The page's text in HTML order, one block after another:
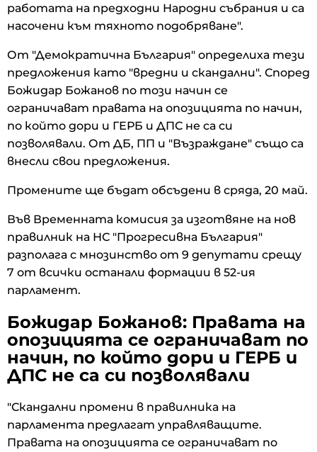
работата на предходни Народни събрания и са
насочени към тяхното подобряване".
От "Демократична България" определиха тези
предложения като "вредни и скандални". Според
Божидар Божанов по този начин се
ограничават правата на опозицията по начин,
по който дори и ГЕРБ и ДПС не са си
позволявали. От ДБ, ПП и "Възраждане" също са
внесли свои предложения.
Промените ще бъдат обсъдени в сряда, 20 май.
Във Временната комисия за изготвяне на нов
правилник на НС "Прогресивна България"
разполага с мнозинство от 9 депутати срещу
7 от всички останали формации в 52-ия
парламент.
Божидар Божанов: Правата на
опозицията се ограничават по
начин, по който дори и ГЕРБ и
ДПС не са си позволявали
"Скандални промени в правилника на
парламента предлагат управляващите.
Правата на опозицията се ограничават по